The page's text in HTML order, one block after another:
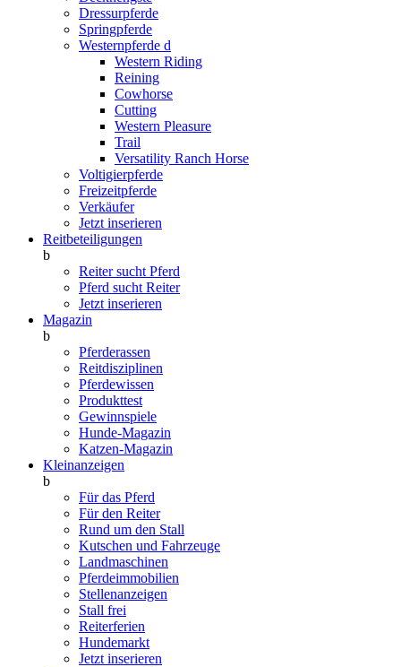
Dressurpferde
Springpferde
Westernpferde d
Western Riding
Reining
Cowhorse
Cutting
Western Pleasure
Trail
Versatility Ranch Horse
Voltigierpferde
Freizeitpferde
Verkäufer
Jetzt inserieren
Reitbeteiligungen
b
Reiter sucht Pferd
Pferd sucht Reiter
Jetzt inserieren
Magazin
b
Pferderassen
Reitdisziplinen
Pferdewissen
Produkttest
Gewinnspiele
Hunde-Magazin
Katzen-Magazin
Kleinanzeigen
b
Für das Pferd
Für den Reiter
Rund um den Stall
Kutschen und Fahrzeuge
Landmaschinen
Pferdeimmobilien
Stellenanzeigen
Stall frei
Reiterferien
Hundemarkt
Jetzt inserieren